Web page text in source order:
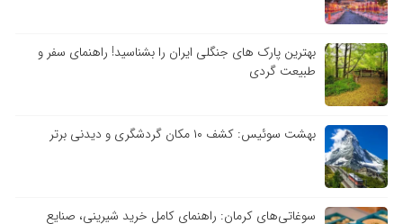
بهترین پارک های جنگلی ایران را بشناسید! راهنمای سفر و
طبیعت گردی
بهشت سوئیس: کشف ۱۰ مکان گردشگری و دیدنی برتر
سوغاتی‌های کرمان: راهنمای کامل خرید شیرینی، صنایع